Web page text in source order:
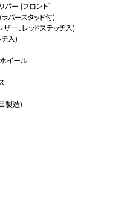
パー [フロント]
バースタッド付)
ー、レッドステッチ入)
チ入)
イール
製造)